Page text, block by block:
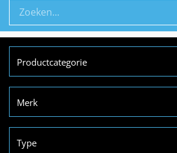
Productcategorie
Merk
Type